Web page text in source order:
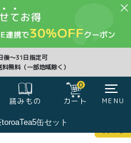
後〜31日指定可
無料（一部地域除く）
読みもの
0
カート MENU
CLOSE
0
缶セット